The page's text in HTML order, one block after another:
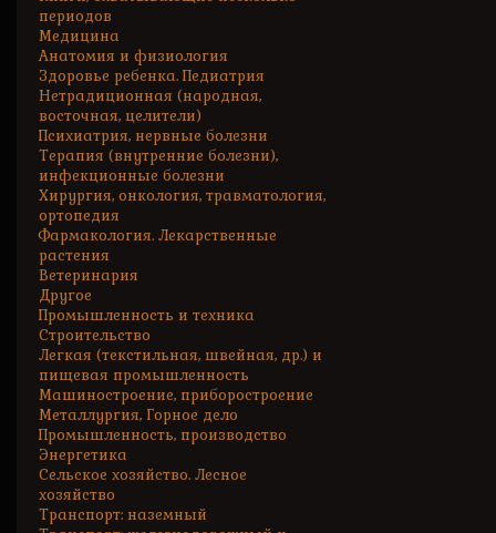
периодов
Медицина
Анатомия и физиология
Здоровье ребенка. Педиатрия
Нетрадиционная (народная,
восточная, целители)
Психиатрия, нервные болезни
Терапия (внутренние болезни),
инфекционные болезни
Хирургия, онкология, травматология,
ортопедия
Фармакология. Лекарственные
растения
Ветеринария
Другое
Промышленность и техника
Строительство
Легкая (текстильная, швейная, др.) и
пищевая промышленность
Машиностроение, приборостроение
Металлургия, Горное дело
Промышленность, производство
Энергетика
Сельское хозяйство. Лесное
хозяйство
Транспорт: наземный